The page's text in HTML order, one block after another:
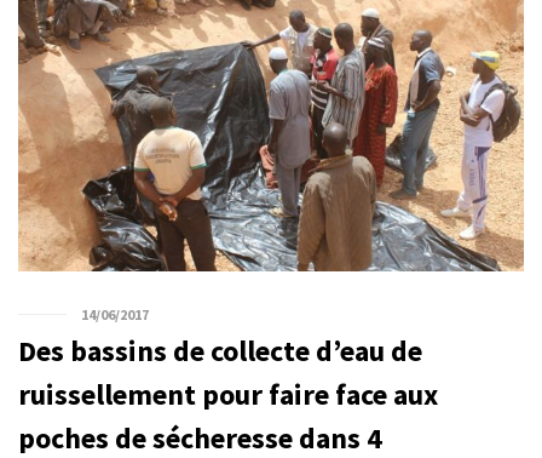
14/06/2017
Des bassins de collecte d’eau de
ruissellement pour faire face aux
poches de sécheresse dans 4